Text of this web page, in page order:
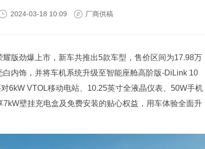
2024-03-18 10:09 厂商供稿
版劲爆上市，新车共推出5款车型，售价区间为17.98万
内饰，并将车机系统升级至智能座舱高阶版-DiLink 10
6kW VTOL移动电站、10.25英寸全液晶仪表、50W手机
壁挂充电盒及免费安装的贴心权益，用车体验全面升